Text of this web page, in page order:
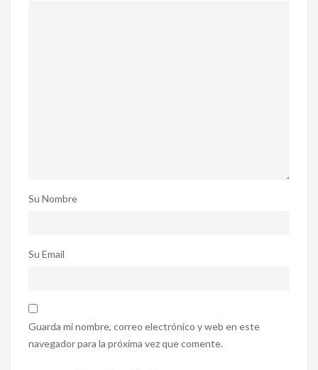
Su Nombre
Su Email
Guarda mi nombre, correo electrónico y web en este
navegador para la próxima vez que comente.